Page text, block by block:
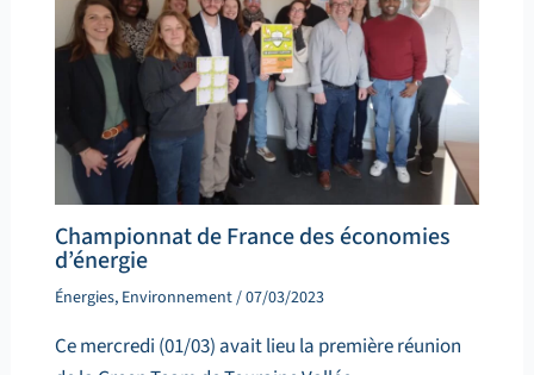
Championnat de France des économies
d’énergie
Énergies, Environnement/07/03/2023
Ce mercredi (01/03) avait lieu la première réunion